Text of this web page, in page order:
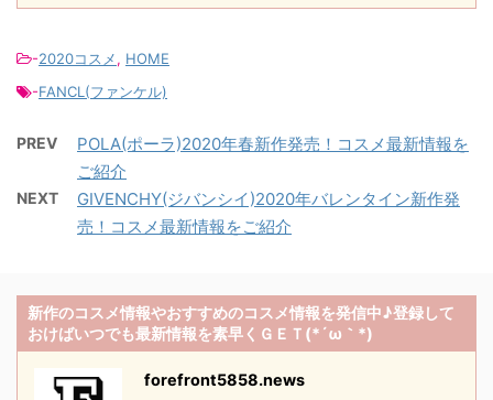
-2020コスメ, HOME
-FANCL(ファンケル)
PREV
POLA(ポーラ)2020年春新作発売！コスメ最新情報を
ご紹介
NEXT
GIVENCHY(ジバンシイ)2020年バレンタイン新作発
売！コスメ最新情報をご紹介
新作のコスメ情報やおすすめのコスメ情報を発信中♪登録して
おけばいつでも最新情報を素早くＧＥＴ(*´ω｀*)
forefront5858.news